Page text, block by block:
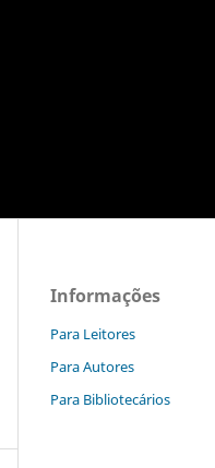
Informações
Para Leitores
Para Autores
Para Bibliotecários